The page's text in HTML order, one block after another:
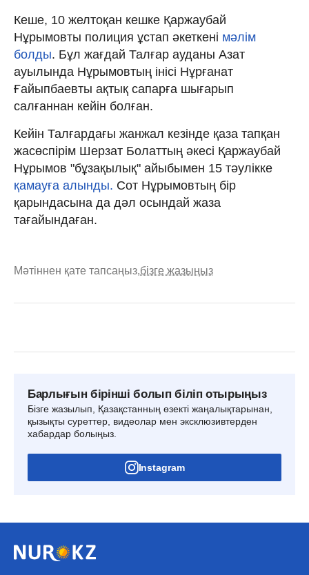
Кеше, 10 желтоқан кешке Қаржаубай
Нұрымовты полиция ұстап әкеткені мәлім
болды. Бұл жағдай Талғар ауданы Азат
ауылында Нұрымовтың інісі Нұрғанат
Ғайыпбаевты ақтық сапарға шығарып
салғаннан кейін болған.
Кейін Талғардағы жанжал кезінде қаза тапқан
жасөспірім Шерзат Болаттың әкесі Қаржаубай
Нұрымов "бұзақылық" айыбымен 15 тәулікке
қамауға алынды. Сот Нұрымовтың бір
қарындасына да дәл осындай жаза
тағайындаған.
Мәтіннен қате тапсаңыз,бізге жазыңыз
Барлығын бірінші болып біліп отырыңыз
Бізге жазылып, Қазақстанның өзекті жаңалықтарынан,
қызықты суреттер, видеолар мен эксклюзивтерден
хабардар болыңыз.
Instagram